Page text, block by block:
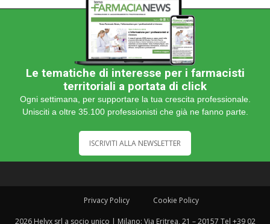
Le tematiche di interesse per i farmacisti
territoriali a portata di click
Ogni settimana, per supportare la tua crescita professionale.
Unisciti a oltre 35.100 professionisti che già ne fanno parte.
ISCRIVITI ALLA NEWSLETTER
Privacy Policy Cookie Policy
2026 Helyx srl a socio unico | Milano: Via Eritrea, 21 – 20157 Tel +39 02